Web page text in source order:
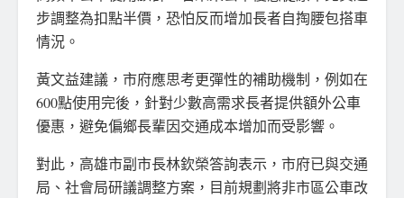
步調整為扣點半價，恐怕反而增加長者自掏腰包搭車
情況。
黃文益建議，市府應思考更彈性的補助機制，例如在
600點使用完後，針對少數高需求長者提供額外公車
優惠，避免偏鄉長輩因交通成本增加而受影響。
對此，高雄市副市長林欽榮答詢表示，市府已與交通
局、社會局研議調整方案，目前規劃將非市區公車改